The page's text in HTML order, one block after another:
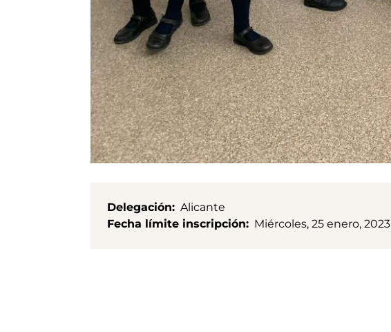
Delegación
Alicante
Fecha límite inscripción
Miércoles, 25 enero, 2023